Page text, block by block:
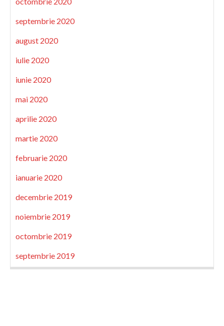
septembrie 2020
august 2020
iulie 2020
iunie 2020
mai 2020
aprilie 2020
martie 2020
februarie 2020
ianuarie 2020
decembrie 2019
noiembrie 2019
octombrie 2019
septembrie 2019